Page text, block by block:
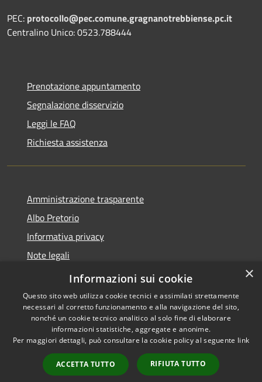
PEC: protocollo@pec.comune.gragnanotrebbiense.pc.it
Centralino Unico: 0523.788444
Prenotazione appuntamento
Segnalazione disservizio
Leggi le FAQ
Richiesta assistenza
Amministrazione trasparente
Albo Pretorio
Informativa privacy
Note legali
Dichiarazione di accessibilità
Accessibilità
Copyright © 2026 • Comune di
Gragnano Trebbiense (PC) •
Powered byMunicipium
Accesso redazione
×
Informazioni sui cookie
Questo sito web utilizza cookie tecnici e assimilati strettamente
necessari al corretto funzionamento e alla navigazione del sito,
nonché un cookie tecnico analitico al solo fine di elaborare
informazioni statistiche, aggregate e anonime.
Per maggiori dettagli, può consultare la cookie policy al seguente link
ACCETTA TUTTO RIFIUTA TUTTO